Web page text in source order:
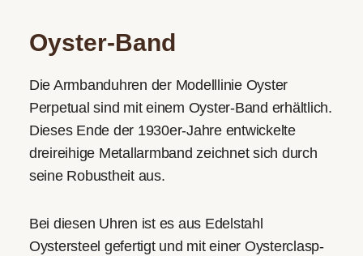
Oyster-Band
Die Armbanduhren der Modelllinie Oyster
Perpetual sind mit einem Oyster-Band erhältlich.
Dieses Ende der 1930er-Jahre entwickelte
dreireihige Metallarmband zeichnet sich durch
seine Robustheit aus.
Bei diesen Uhren ist es aus Edelstahl
Oystersteel gefertigt und mit einer Oysterclasp-